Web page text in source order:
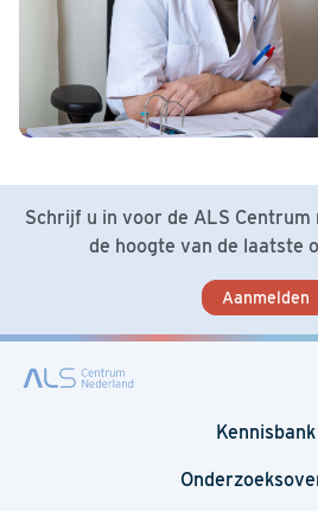
Schrijf u in voor de ALS
de hoogte van de laatste
Aanmelden
Kennisbank